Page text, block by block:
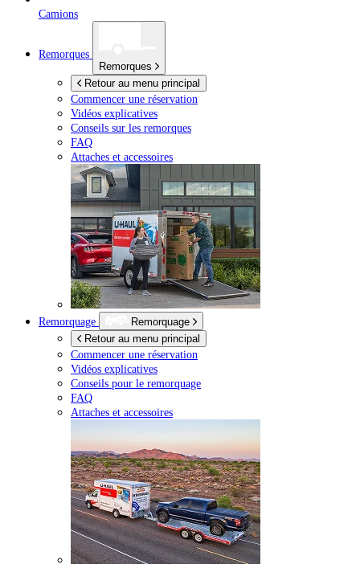
Camions
Remorques
Remorques
Retour au menu principal
Commencer une réservation
Vidéos explicatives
Conseils sur les remorques
FAQ
Attaches et accessoires
Remorquage
Remorquage
Retour au menu principal
Commencer une réservation
Vidéos explicatives
Conseils pour le remorquage
FAQ
Attaches et accessoires